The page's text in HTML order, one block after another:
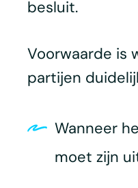
besluit.
Voorwaarde is
partijen
Wanneer
moet zijn